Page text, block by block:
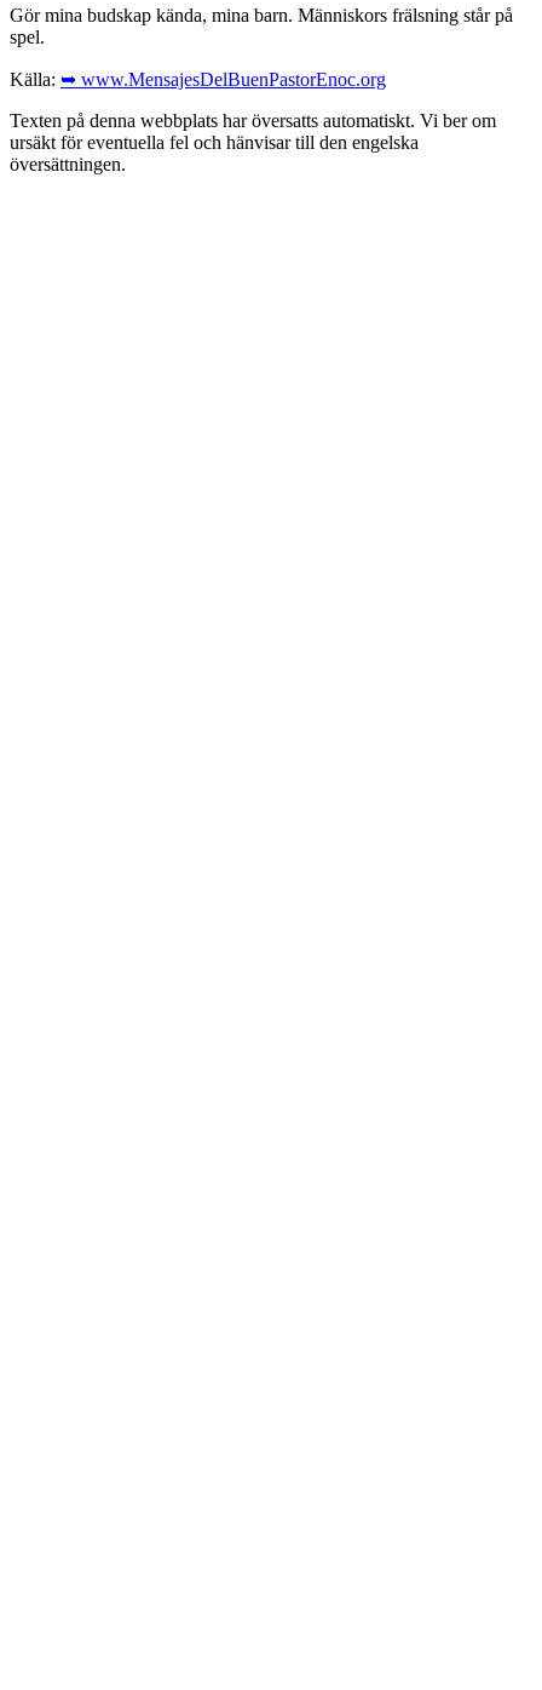
Gör mina budskap kända, mina barn. Människors frälsning står på
spel.
Källa: ➥ www.MensajesDelBuenPastorEnoc.org
Texten på denna webbplats har översatts automatiskt. Vi ber om
ursäkt för eventuella fel och hänvisar till den engelska
översättningen.